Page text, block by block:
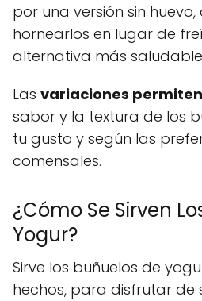
por una versión sin
hornearlos en lugar de
alternativa más
Las variaciones
sabor y la textura de los
tu gusto y según las
comensales.
¿Cómo Se Sirven
Yogur?
Sirve los buñuelos de
hechos, para disfrutar de